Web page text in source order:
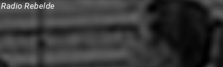
Radio Rebelde